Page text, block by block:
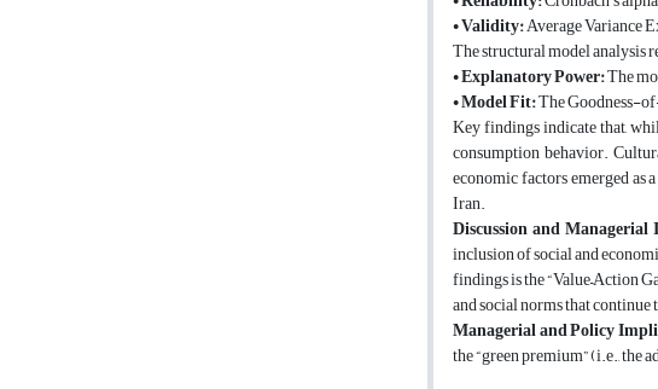
•Validity:Average Variance
The structural model analysis
•Explanatory Power:The
•Model Fit:The Goodness-
Key findings indicate that,
consumption behavior.
economic factors emerged
Iran.
Discussion and
inclusion of social and
findings is the “Value–Action
and social norms that
Managerial and Policy
the “green premium” (i.e., the